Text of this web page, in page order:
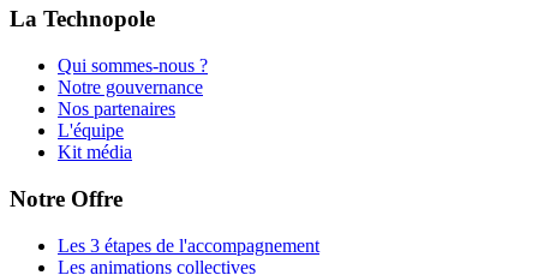
La Technopole
Qui sommes-nous ?
Notre gouvernance
Nos partenaires
L'équipe
Kit média
Notre Offre
Les 3 étapes de l'accompagnement
Les animations collectives